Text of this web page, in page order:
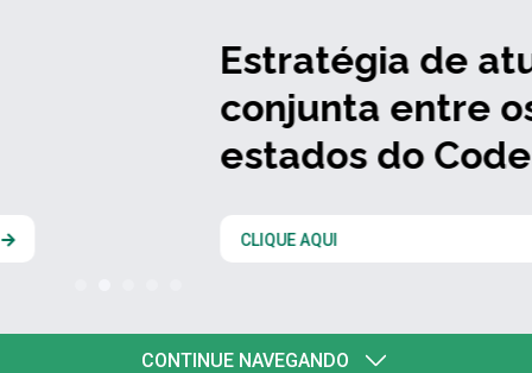
Estratégia de atuação
conjunta entre os quatro
estados do Codesul
CONTINUE NAVEGANDO